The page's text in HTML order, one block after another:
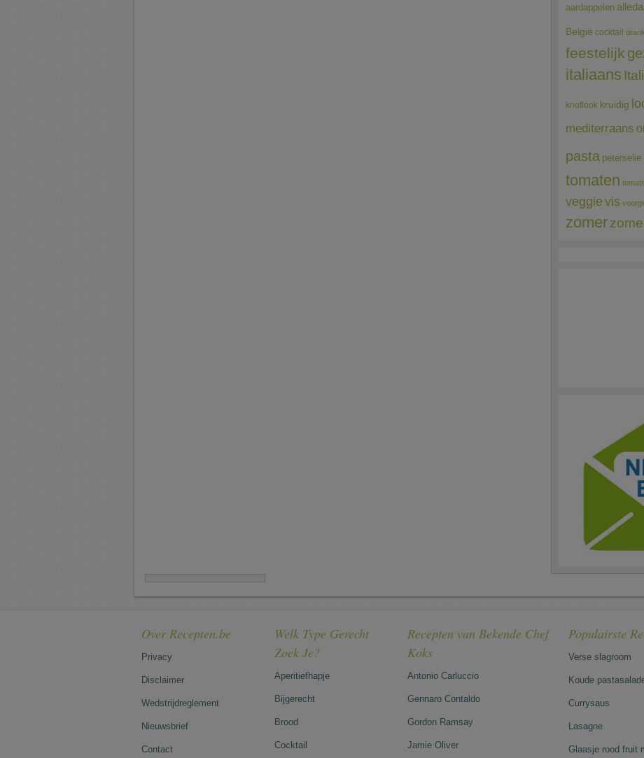
aardappelen
België cocktail drank
feestelijk
italiaans
knoflook kruidig
mediterraans
pasta peterselie
tomaten
veggie vis
zomer
Over Recepten.be
Privacy
Disclaimer
Wedstrijdreglement
Nieuwsbrief
Contact
Welk Type Gerecht
Zoek Je?
Aperitiefhapje
Bijgerecht
Brood
Cocktail
Recepten van Bekende Chef
Koks
Antonio Carluccio
Gennaro Contaldo
Gordon Ramsay
Jamie Oliver
Populairste
Verse slagroom
Koude
Currysaus
Lasagne
Glaasje rood fruit